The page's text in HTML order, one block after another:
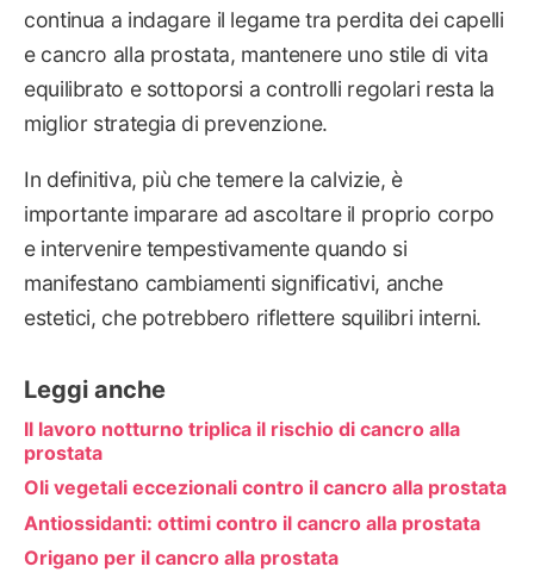
continua a indagare il legame tra perdita dei capelli
e cancro alla prostata, mantenere uno stile di vita
equilibrato e sottoporsi a controlli regolari resta la
miglior strategia di prevenzione.
In definitiva, più che temere la calvizie, è
importante imparare ad ascoltare il proprio corpo
e intervenire tempestivamente quando si
manifestano cambiamenti significativi, anche
estetici, che potrebbero riflettere squilibri interni.
Leggi anche
Il lavoro notturno triplica il rischio di cancro alla
prostata
Oli vegetali eccezionali contro il cancro alla prostata
Antiossidanti: ottimi contro il cancro alla prostata
Origano per il cancro alla prostata